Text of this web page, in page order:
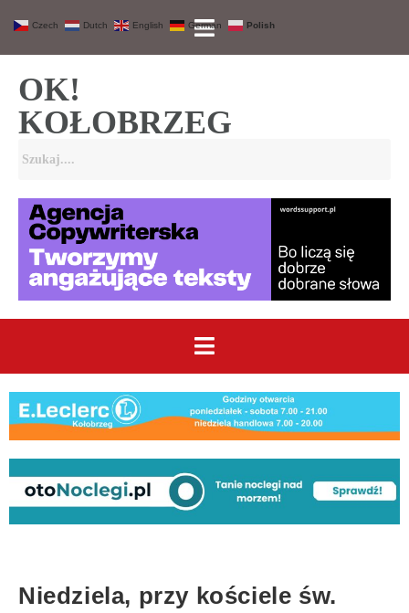
OK!
KOŁOBRZEG
Niedziela, przy kościele św.
Czech Dutch English German Polish